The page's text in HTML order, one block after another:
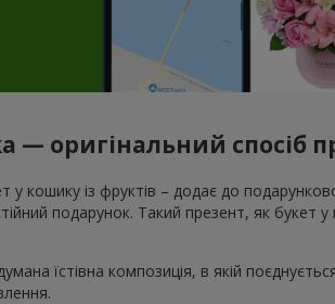
— оригінальний спосіб
у кошику із фруктів – додає до
подарунок. Такий презент, як букет
їстівна композиція, в якій